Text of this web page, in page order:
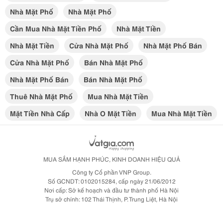
Nhà Mặt Phố
Nhà Mặt Phố
Cần Mua Nhà Mặt Tiền Phố
Nhà Mặt Tiền
Nhà Mặt Tiền
Cửa Nhà Mặt Phố
Nhà Mặt Phố Bán
Cửa Nhà Mặt Phố
Bán Nhà Mặt Phố
Nhà Mặt Phố Bán
Bán Nhà Mặt Phố
Thuê Nhà Mặt Phố
Mua Nhà Mặt Tiền
Mặt Tiền Nhà Cấp
Nhà O Mặt Tiền Mua Nhà Mặt Tiền
MUA SẮM HẠNH PHÚC, KINH DOANH HIỆU QUẢ
Công ty Cổ phần VNP Group.
Số GCNDT: 0102015284, cấp ngày 21/06/2012
Nơi cấp: Sở kế hoạch và đầu tư thành phố Hà Nội
Trụ sở chính: 102 Thái Thịnh, P. Trung Liệt, Hà Nội